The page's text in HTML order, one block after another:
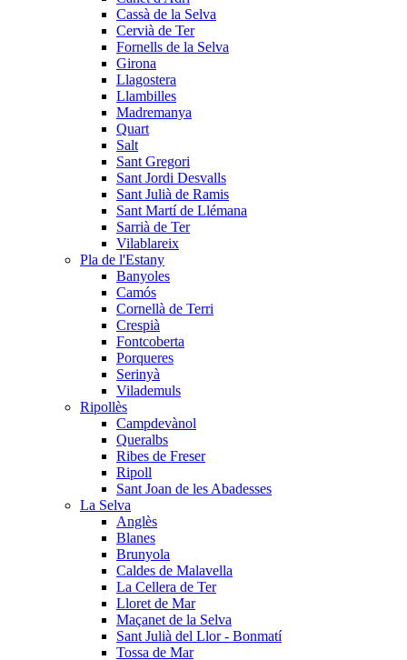
Cassà de la Selva
Cervià de Ter
Fornells de la Selva
Girona
Llagostera
Llambilles
Madremanya
Quart
Salt
Sant Gregori
Sant Jordi Desvalls
Sant Julià de Ramis
Sant Martí de Llémana
Sarrià de Ter
Vilablareix
Pla de l'Estany
Banyoles
Camós
Cornellà de Terri
Crespià
Fontcoberta
Porqueres
Serinyà
Vilademuls
Ripollès
Campdevànol
Queralbs
Ribes de Freser
Ripoll
Sant Joan de les Abadesses
La Selva
Anglès
Blanes
Brunyola
Caldes de Malavella
La Cellera de Ter
Lloret de Mar
Maçanet de la Selva
Sant Julià del Llor - Bonmatí
Tossa de Mar